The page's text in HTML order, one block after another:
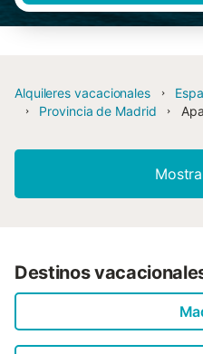
Alquileres vacacionales
Provincia de Madrid
Destinos